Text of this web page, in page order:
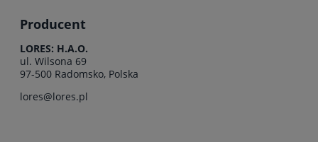
Producent
LORES: H.A.O.
ul. Wilsona 69
97-500 Radomsko, Polska
lores@lores.pl